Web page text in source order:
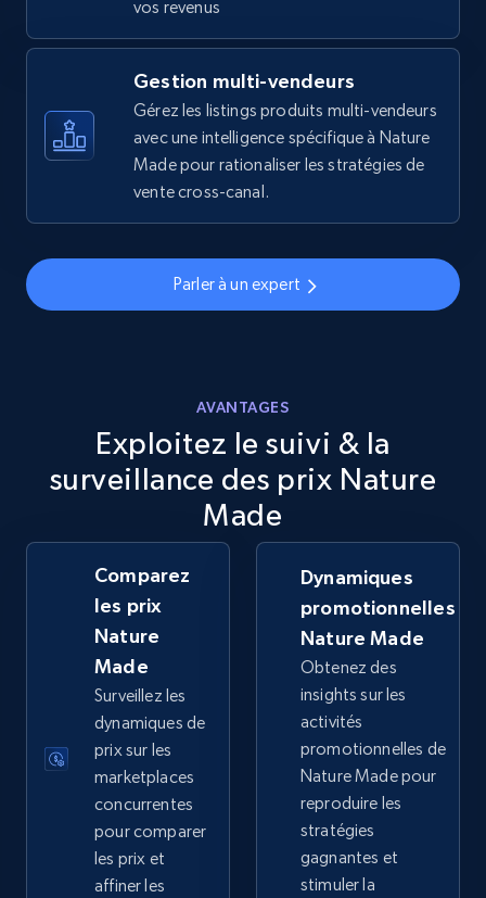
Specifications, Image urls, Top reviews, and
5.6K+ 877+ Commencer
877+
URL, Title, Available, Description, Currency, Initial
price, Final price, Discount percent, and more.
5.4K+ Commencer
TikTok Shop - category
URL, Title, Available, Description, Currency, Initial
price, Final price, Discount percent, and more.
5.4K+ Commencer
vos revenus
Gestion multi-vendeurs
Gérez les listings produits multi-vendeurs
avec une intelligence spécifique à Nature
Made pour rationaliser les stratégies de
vente cross-canal.
Parler à un expert
AVANTAGES
Exploitez le suivi & la
surveillance des prix Nature
Made
Comparez
les prix
Nature
Made
Surveillez les
dynamiques de
prix sur les
marketplaces
concurrentes
pour comparer
les prix et
affiner les
Dynamiques
promotionnelles
Nature Made
Obtenez des
insights sur les
activités
promotionnelles de
Nature Made pour
reproduire les
stratégies
gagnantes et
stimuler la